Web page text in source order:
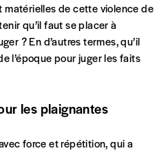
matérielles de cette violence de
qu’il faut se placer à
? En d’autres termes, qu’il
l’époque pour juger les faits
les plaignantes
force et répétition, qui a